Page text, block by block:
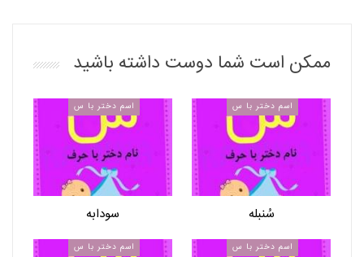
ممکن است شما دوست داشته باشید
اسم دختر با س
سُنبله
اسم دختر با س
سودابه
اسم دختر با س اسم دختر با س